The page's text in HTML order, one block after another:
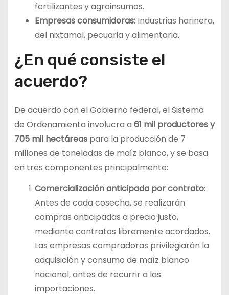
fertilizantes y agroinsumos.
Empresas consumidoras:Industrias harinera,
del nixtamal, pecuaria y alimentaria.
¿En qué consiste el
acuerdo?
De acuerdo con el Gobierno federal, el Sistema
de Ordenamiento involucra a 61 mil productores y
705 mil hectáreaspara la producción de 7
millones de toneladas de maíz blanco, y se basa
en tres componentes principalmente:
Comercialización anticipada por contrato:
Antes de cada cosecha, se realizarán
compras anticipadas a precio justo,
mediante contratos libremente acordados.
Las empresas compradoras privilegiarán la
adquisición y consumo de maíz blanco
nacional, antes de recurrir a las
importaciones.